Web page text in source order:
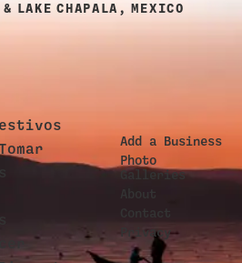
LAKE CHAPALA, MEXICO
Add a Business
Photo
Galleries
Privacy